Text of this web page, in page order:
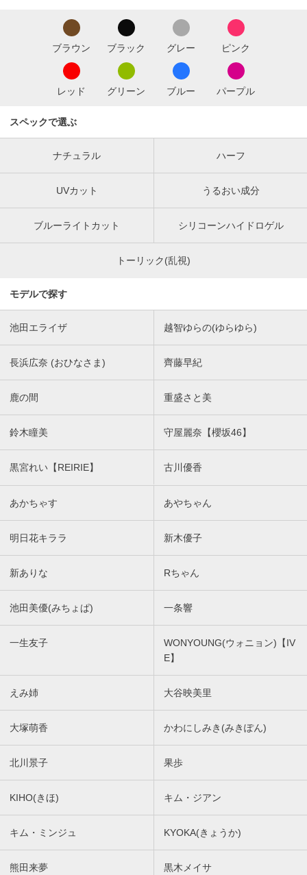
ブラウン ブラック グレー ピンク
レッド グリーン ブルー パープル
スペックで選ぶ
ナチュラル ハーフ
UVカット うるおい成分
ブルーライトカット シリコーンハイドロゲル
トーリック(乱視)
モデルで探す
池田エライザ 越智ゆらの(ゆらゆら)
長浜広奈 (おひなさま) 齊藤早紀
鹿の間 重盛さと美
鈴木瞳美 守屋麗奈【櫻坂46】
黒宮れい【REIRIE】 古川優香
あかちゃす あやちゃん
明日花キララ 新木優子
新ありな Rちゃん
池田美優(みちょぱ) 一条響
一生友子
WONYOUNG(ウォニョン)【IV
E】
えみ姉 大谷映美里
大塚萌香 かわにしみき(みきぽん)
北川景子 果歩
KIHO(きほ) キム・ジアン
キム・ミンジュ KYOKA(きょうか)
熊田来夢 黒木メイサ